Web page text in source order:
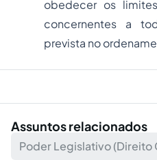
obedecer os
concernentes a
prevista no
Assuntos relacionados
Poder Legislativo (Direito